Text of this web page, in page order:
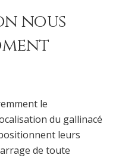
nous
le
du gallinacé
leurs
de toute